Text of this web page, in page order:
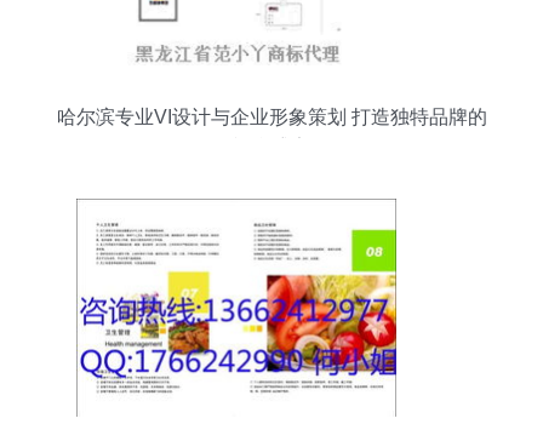
哈尔滨专业VI设计与企业形象策划 打造独特品牌的